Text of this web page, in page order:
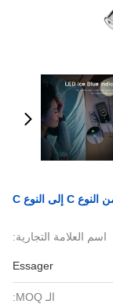
اسم العلامة التجارية:
Essager
الـ MOQ: